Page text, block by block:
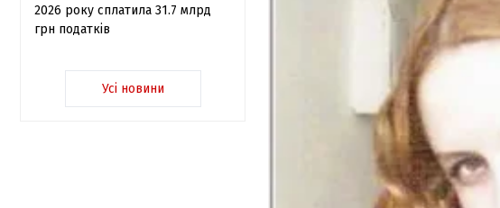
2026 року сплатила 31.7 млрд
грн податків
Усі новини